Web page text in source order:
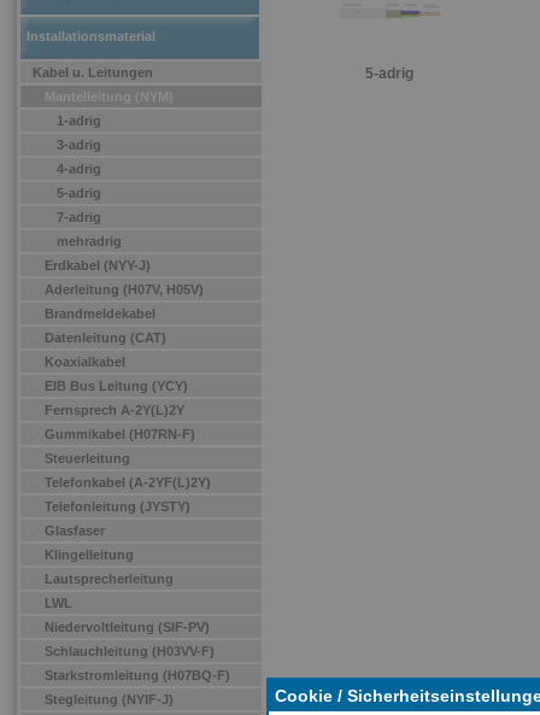
Cookie /
Installationsmaterial
Kabel u. Leitungen
Mantelleitung (NYM)
1-adrig
3-adrig
4-adrig
5-adrig
7-adrig
mehradrig
Erdkabel (NYY-J)
Aderleitung (H07V, H05V)
Brandmeldekabel
Datenleitung (CAT)
Koaxialkabel
EIB Bus Leitung (YCY)
Fernsprech A-2Y(L)2Y
Gummikabel (H07RN-F)
Steuerleitung
Telefonkabel (A-2YF(L)2Y)
Telefonleitung (JYSTY)
Glasfaser
Klingelleitung
Lautsprecherleitung
LWL
Niedervoltleitung (SIF-PV)
Schlauchleitung (H03VV-F)
Starkstromleitung (H07BQ-F)
Stegleitung (NYIF-J)
5-adrig